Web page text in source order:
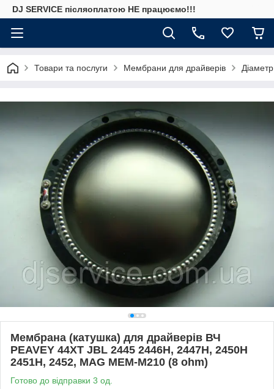
DJ SERVICE пiсляоплатою НЕ працюємо!!!
Товари та послуги Мембрани для драйверів
Мембрана (катушка) для драйверів ВЧ
PEAVEY 44XT JBL 2445 2446H, 2447H, 2450H
2451H, 2452, MAG MEM-M210 (8 ohm)
Готово до відправки 3 од.